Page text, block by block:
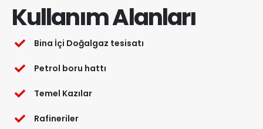
Kullanım Alanları
Bina İçi Doğalgaz tesisatı
Petrol boru hattı
Temel Kazılar
Rafineriler